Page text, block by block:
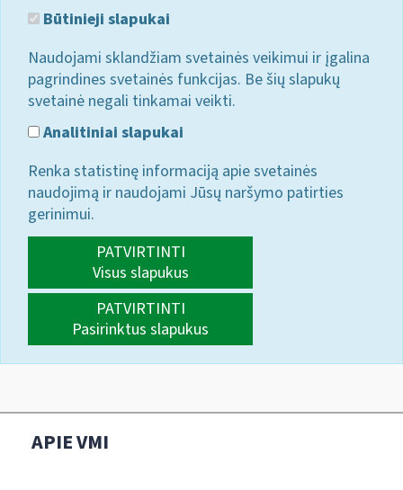
Būtinieji slapukai
Naudojami sklandžiam svetainės veikimui ir įgalina
pagrindines svetainės funkcijas. Be šių slapukų
svetainė negali tinkamai veikti.
Analitiniai slapukai
Renka statistinę informaciją apie svetainės
naudojimą ir naudojami Jūsų naršymo patirties
gerinimui.
PATVIRTINTI
Visus slapukus
PATVIRTINTI
Pasirinktus slapukus
APIE VMI